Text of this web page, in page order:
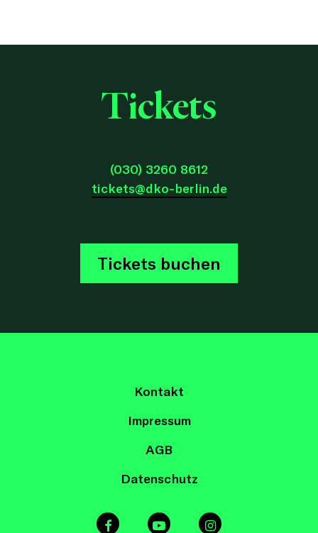
Tickets
(030) 3260 8612
tickets@dko-berlin.de
Tickets buchen
Kontakt
Impressum
AGB
Datenschutz
facebookyoutube instagram